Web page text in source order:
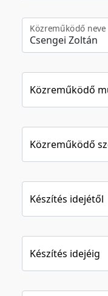
Közreműködő neve
Közreműködő
Közreműködő
Készítés idejétől
Készítés idejéig